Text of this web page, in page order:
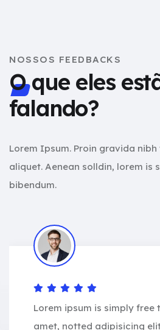
NOSSOS FEEDBACKS
O que eles
falando?
Lorem Ipsum. Proin gravida
aliquet. Aenean solldin, lorem is
bibendum.
Lorem ipsum is simply
amet, notted adipisicing